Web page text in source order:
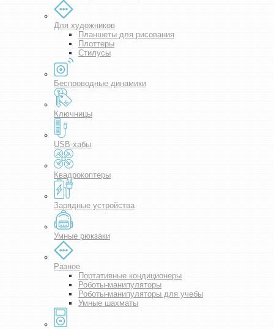
Для художников
Планшеты для рисования
Плоттеры
Стилусы
Беспроводные динамики
Ключницы
USB-хабы
Квадрокоптеры
Зарядные устройства
Умные рюкзаки
Разное
Портативные кондиционеры
Роботы-манипуляторы
Роботы-манипуляторы для учебы
Умные шахматы